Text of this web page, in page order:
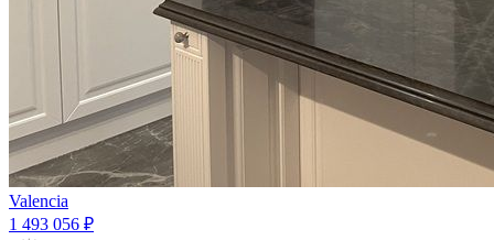
Valencia
1 493 056 ₽